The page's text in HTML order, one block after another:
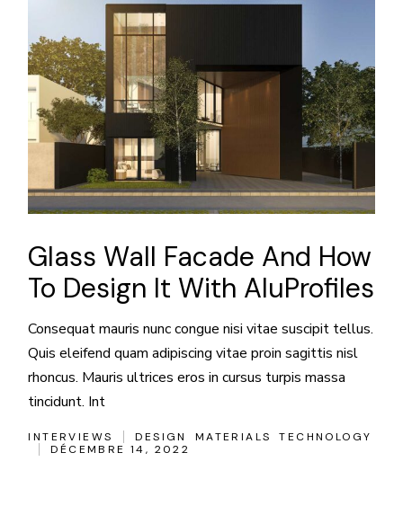
Glass Wall Facade And How
To Design It With AluProfiles
Consequat mauris nunc congue nisi vitae suscipit tellus.
Quis eleifend quam adipiscing vitae proin sagittis nisl
rhoncus. Mauris ultrices eros in cursus turpis massa
tincidunt. Int
INTERVIEWS DESIGN MATERIALS
TECHNOLOGY
DÉCEMBRE 14, 2022